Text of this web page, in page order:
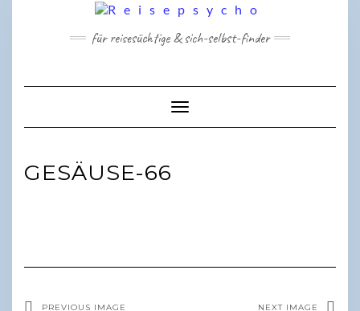
für reisesüchtige & sich-selbst-finder
Toggle Navigation
GESÄUSE-66
PREVIOUS IMAGE NEXT IMAGE